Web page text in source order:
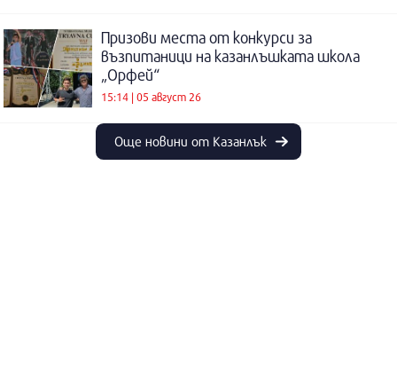
Призови места от конкурси за
възпитаници на казанлъшката школа
„Орфей“
15:14 | 05 август 26
Още новини от Казанлък